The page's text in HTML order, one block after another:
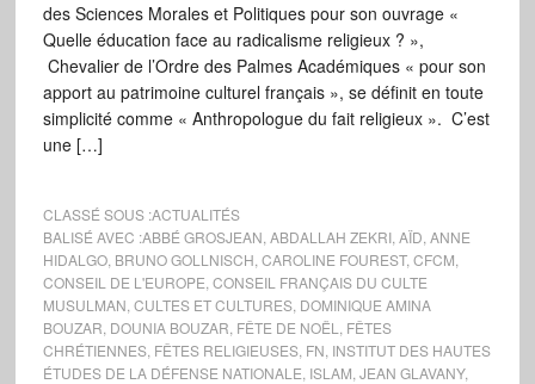
des Sciences Morales et Politiques pour son ouvrage «
Quelle éducation face au radicalisme religieux ? »,
Chevalier de l’Ordre des Palmes Académiques « pour son
apport au patrimoine culturel français », se définit en toute
simplicité comme « Anthropologue du fait religieux ». C’est
une […]
CLASSÉ SOUS :ACTUALITÉS
BALISÉ AVEC :ABBÉ GROSJEAN ABDALLAH ZEKRI, AÏD ANNE
HIDALGO, BRUNO GOLLNISCH CAROLINE FOUREST, CFCM
CONSEIL DE L'EUROPE CONSEIL FRANÇAIS DU CULTE
MUSULMAN CULTES ET CULTURES, DOMINIQUE AMINA
BOUZAR DOUNIA BOUZAR FÊTE DE NOËL
FÊTES
CHRÉTIENNES, FÊTES RELIGIEUSES, FN INSTITUT DES HAUTES
ÉTUDES DE LA DÉFENSE NATIONALE ISLAM JEAN GLAVANY,